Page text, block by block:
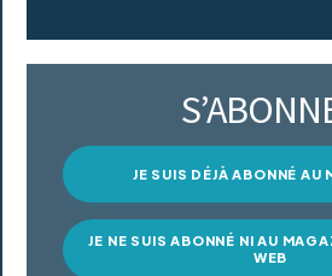
JE SUIS DÉJÀ ABONNÉ AU
JE NE SUIS ABONNÉ NI AU
WEB